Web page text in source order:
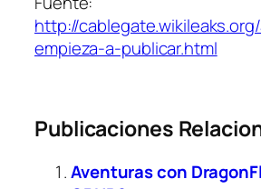
http://
empieza-a-publicar.html
Publicaciones
Aventuras con